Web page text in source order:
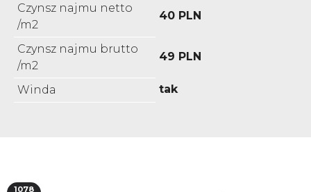
Czynsz najmu netto
/m2
40 PLN
Czynsz najmu brutto
/m2
49 PLN
Winda tak
1078